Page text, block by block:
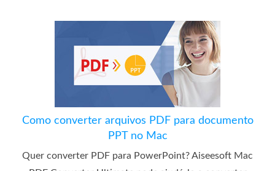
Como converter arquivos PDF para documento
PPT no Mac
Quer converter PDF para PowerPoint? Aiseesoft Mac